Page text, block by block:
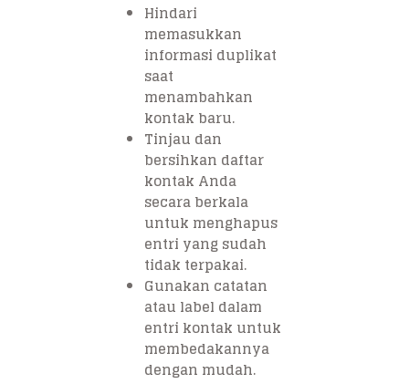
Hindari
memasukkan
informasi duplikat
saat
menambahkan
kontak baru.
Tinjau dan
bersihkan daftar
kontak Anda
secara berkala
untuk menghapus
entri yang sudah
tidak terpakai.
Gunakan catatan
atau label dalam
entri kontak untuk
membedakannya
dengan mudah.